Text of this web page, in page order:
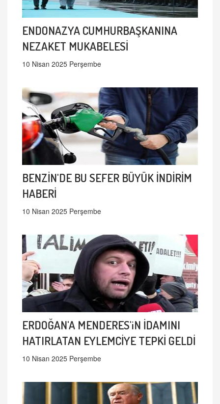
ENDONAZYA CUMHURBAŞKANINA
NEZAKET MUKABELESİ
10 Nisan 2025 Perşembe
BENZİN'DE BU SEFER BÜYÜK İNDİRİM
HABERİ
10 Nisan 2025 Perşembe
ERDOĞAN'A MENDERES'iN İDAMINI
HATIRLATAN EYLEMCİYE TEPKİ GELDİ
10 Nisan 2025 Perşembe